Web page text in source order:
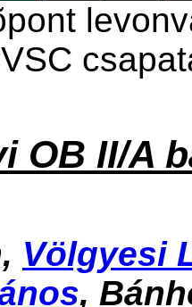
OB II/A
Völgyesi
,